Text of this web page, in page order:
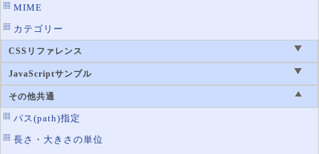
MIME
カテゴリー
CSSリファレンス
JavaScriptサンプル
その他共通
パス(path)指定
長さ・大きさの単位